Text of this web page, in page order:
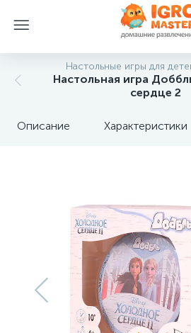
Настольные игры для
Настольная игра
сердце 2
Описание Характеристики